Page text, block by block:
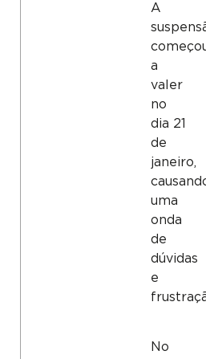
A
a
valer
no
dia 21
de
janeiro,
uma
onda
de
dúvidas
e
No